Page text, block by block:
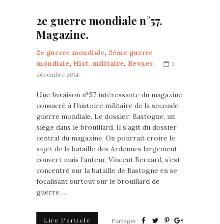
2e guerre mondiale n°57.
Magazine.
2e guerre mondiale, 2ème guerre
mondiale, Hist. militaire, Revues
3
décembre 2014
Une livraison n°57 intéressante du magazine
consacré à l’histoire militaire de la seconde
guerre mondiale. Le dossier: Bastogne, un
siège dans le brouillard. Il s’agit du dossier
central du magazine. On pourrait croire le
sujet de la bataille des Ardennes largement
couvert mais l’auteur, Vincent Bernard, s’est
concentré sur la bataille de Bastogne en se
focalisant surtout sur le brouillard de
guerre….
Lire l'article Partager